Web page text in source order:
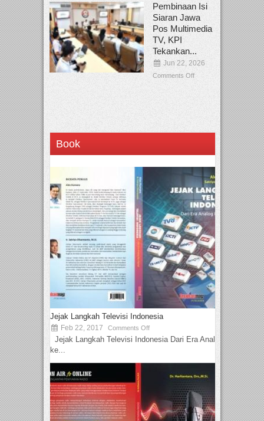
Pembinaan Isi
Siaran Jawa
Pos Multimedia
TV, KPI
Tekankan...
Jun 22, 2026
Comments Off
Book
Jejak Langkah Televisi Indonesia
Feb 22, 2017 Comments Off
Jejak Langkah Televisi Indonesia Dari Era Analog
ke...